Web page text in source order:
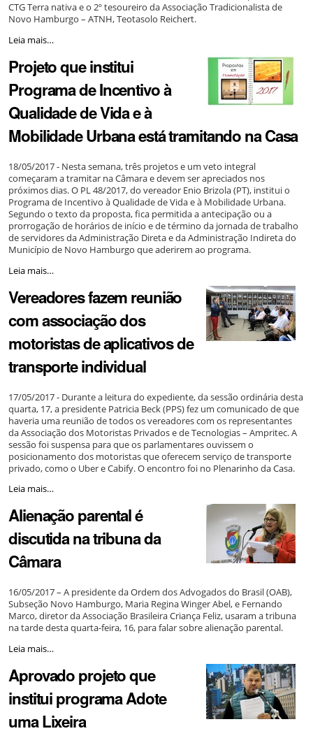
CTG Terra nativa e o 2º tesoureiro da Associação Tradicionalista de
Novo Hamburgo – ATNH, Teotasolo Reichert.
Câmara
sessão
solene
para
homenagear
o
CTG
Terra
Nativa
Leia mais…
Projeto que institui
Programa de Incentivo à
Qualidade de Vida e à
Mobilidade Urbana está tramitando na Casa
18/05/2017 - Nesta semana, três projetos e um veto integral
começaram a tramitar na Câmara e devem ser apreciados nos
próximos dias. O PL 48/2017, do vereador Enio Brizola (PT), institui o
Programa de Incentivo à Qualidade de Vida e à Mobilidade Urbana.
Segundo o texto da proposta, fica permitida a antecipação ou a
prorrogação de horários de início e de término da jornada de trabalho
de servidores da Administração Direta e da Administração Indireta do
Município de Novo Hamburgo que aderirem ao programa.
Projeto
institui
Programa
de
Incentivo
à
Qualidade
de
Vida
à
Mobilidade
Urbana
está
tramitando
na
Casa
-
Leia mais…
Vereadores fazem reunião
com associação dos
motoristas de aplicativos de
transporte individual
17/05/2017 - Durante a leitura do expediente, da sessão ordinária desta
quarta, 17, a presidente Patricia Beck (PPS) fez um comunicado de que
haveria uma reunião de todos os vereadores com os representantes
da Associação dos Motoristas Privados e de Tecnologias – Ampritec. A
sessão foi suspensa para que os parlamentares ouvissem o
posicionamento dos motoristas que oferecem serviço de transporte
privado, como o Uber e Cabify. O encontro foi no Plenarinho da Casa.
Vereadores
reunião
com
associação
dos
motoristas
de
de
transporte
individual
-
Leia mais…
Alienação parental é
discutida na tribuna da
Câmara
16/05/2017 – A presidente da Ordem dos Advogados do Brasil (OAB),
Subseção Novo Hamburgo, Maria Regina Winger Abel, e Fernando
Marco, diretor da Associação Brasileira Criança Feliz, usaram a tribuna
na tarde desta quarta-feira, 16, para falar sobre alienação parental.
Alienação
é
discutida
na
tribuna
da
Câmara
Leia mais…
Aprovado projeto que
institui programa Adote
uma Lixeira